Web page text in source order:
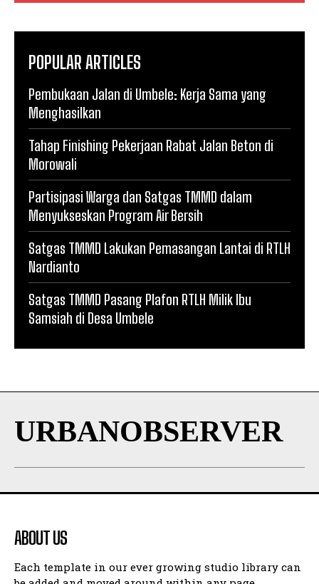
POPULAR ARTICLES
Pembukaan Jalan di Umbele: Kerja Sama yang
Menghasilkan
Tahap Finishing Pekerjaan Rabat Jalan Beton di
Morowali
Partisipasi Warga dan Satgas TMMD dalam
Menyukseskan Program Air Bersih
Satgas TMMD Lakukan Pemasangan Lantai di RTLH
Nardianto
Satgas TMMD Pasang Plafon RTLH Milik Ibu
Samsiah di Desa Umbele
URBANOBSERVER
ABOUT US
Each template in our ever growing studio library can